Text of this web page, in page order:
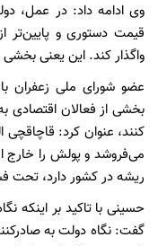
وی ادامه داد: در عمل،
قیمت دستوری و پایین‌تر
واگذار کند. این یعنی
عضو شورای ملی زعفران
بخشی از فعالان
کنند، عنوان کرد: قاچاقچی
می‌فروشد و پولش را خارج
ریشه در کشور دارد، تحت
حسینی با تاکید بر اینکه
گفت: نگاه‌ دولت به